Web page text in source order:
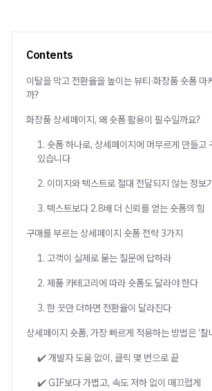
Contents
이탈을 막고 전환율을 높이는 뷰티·화장품 숏폼 마
까?
화장품 상세페이지, 왜 숏폼 활용이 필수일까요?
1. 숏폼 하나로, 상세페이지에 머무르게 만들고
있습니다
2. 이미지와 텍스트로 절대 전달되지 않는 정보
3. 텍스트보다 2.8배 더 신뢰를 얻는 숏폼의 힘
구매를 부르는 상세페이지 숏폼 전략 3가지
1. 고객이 실제로 묻는 질문에 답하라
2. 제품 카테고리에 따라 숏폼도 달라야 한다
3. 한 끗만 더하면 전환율이 달라진다
상세페이지 숏폼, 가장 빠르게 적용하는 방법은 ‘찰
✔️ 개발자 도움 없이, 클릭 몇 번으로 끝
✔️ GIF보다 가볍고, 속도 저하 없이 매끄럽게